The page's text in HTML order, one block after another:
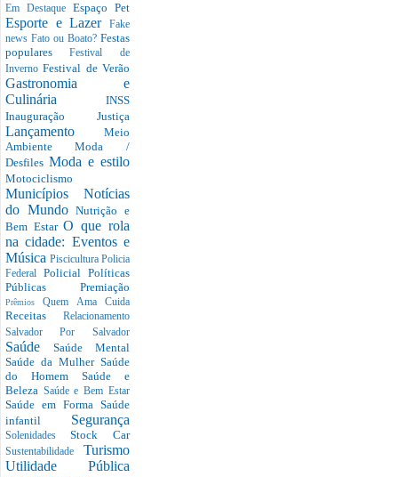
Em Destaque Espaço Pet
Esporte e Lazer
Fake
news Fato ou Boato? Festas
popularesFestival de
InvernoFestival de Verão
Gastronomia e
Culinária INSS
Inauguração Justiça
Lançamento Meio
AmbienteModa /
Desfiles Moda e estilo
Motociclismo
Municípios Notícias
do MundoNutrição e
Bem EstarO que rola
na cidade: Eventos e
Música Piscicultura Policia
Federal Policial Políticas
Públicas Premiação
PrêmiosQuem Ama Cuida
Receitas Relacionamento
Salvador Por Salvador
Saúde Saúde Mental
Saúde da Mulher Saúde
do Homem Saúde e
Beleza Saúde e Bem Estar
Saúde em Forma Saúde
infantil Segurança
SolenidadesStock Car
Sustentabilidade Turismo
Utilidade Pública